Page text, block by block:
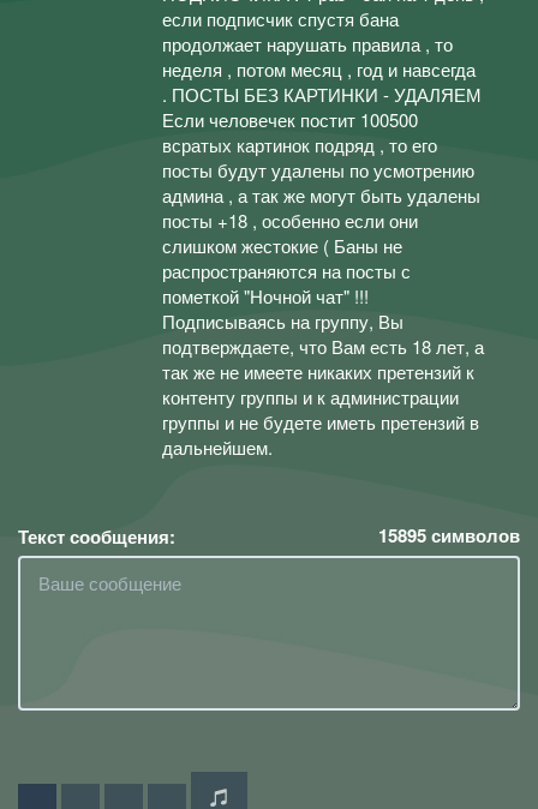
если подписчик спустя бана
продолжает нарушать правила , то
неделя , потом месяц , год и навсегда
. ПОСТЫ БЕЗ КАРТИНКИ - УДАЛЯЕМ
Если человечек постит 100500
всратых картинок подряд , то его
посты будут удалены по усмотрению
админа , а так же могут быть удалены
посты +18 , особенно если они
слишком жестокие ( Баны не
распространяются на посты с
пометкой "Ночной чат" !!!
Подписываясь на группу, Вы
подтверждаете, что Вам есть 18 лет, а
так же не имеете никаких претензий к
контенту группы и к администрации
группы и не будете иметь претензий в
дальнейшем.
Текст сообщения: 15895символов